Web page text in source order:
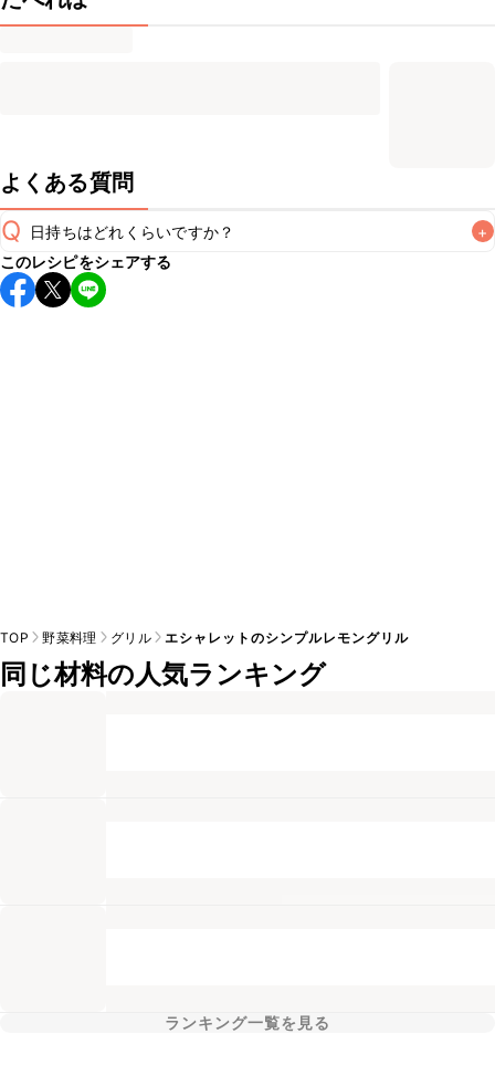
よくある質問
Q 日持ちはどれくらいですか？ +
保存期間は冷蔵で翌日中が目安です。なるべくお早めにお召
し上がりください。
このレシピをシェアする
TOP 野菜料理 グリル エシャレットのシンプルレモングリル
同じ材料の人気ランキング
ランキング一覧を見る